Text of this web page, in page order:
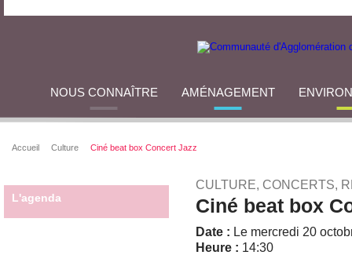
NOUS CONNAÎTRE AMÉNAGEMENT
Accueil Culture Ciné beat box Concert Jazz
L'agenda
CULTURE, CONCERTS,
Ciné beat box
Date : Le mercredi 20
Heure : 14:30